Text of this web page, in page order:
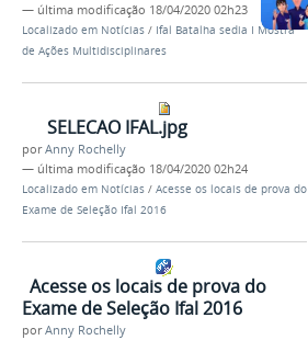
— última modificação 18/04/2020 02h23
Localizado em Notícias / Ifal Batalha sedia I Mostra
de Ações Multidisciplinares
SELECAO IFAL.jpg
porAnny Rochelly
— última modificação 18/04/2020 02h24
Localizado em Notícias / Acesse os locais de prova do
Exame de Seleção Ifal 2016
Acesse os locais de prova do
Exame de Seleção Ifal 2016
porAnny Rochelly